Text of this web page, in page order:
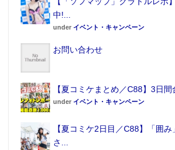
中!...
under イベント・キャンペーン
お問い合わせ
【夏コミケまとめ／C88】3日間
under イベント・キャンペーン
【夏コミケ2日目／C88】「囲
さ...